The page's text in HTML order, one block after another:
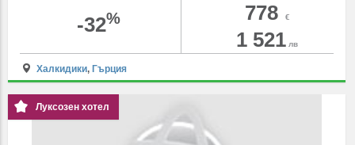
778 €
1 521 лв
-32%
Халкидики, Гърция
Луксозен хотел